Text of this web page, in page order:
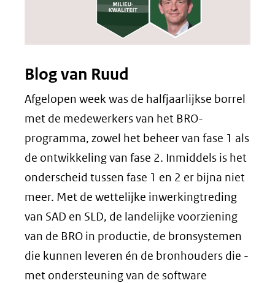
Blog van Ruud
Afgelopen week was de halfjaarlijkse borrel
met de medewerkers van het BRO-
programma, zowel het beheer van fase 1 als
de ontwikkeling van fase 2. Inmiddels is het
onderscheid tussen fase 1 en 2 er bijna niet
meer. Met de wettelijke inwerkingtreding
van SAD en SLD, de landelijke voorziening
van de BRO in productie, de bronsystemen
die kunnen leveren én de bronhouders die -
met ondersteuning van de software